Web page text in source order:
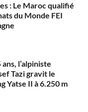
: Le Maroc qualifié
du Monde FEI
l’alpiniste
Tazi gravit le
Yatse II à 6.250 m